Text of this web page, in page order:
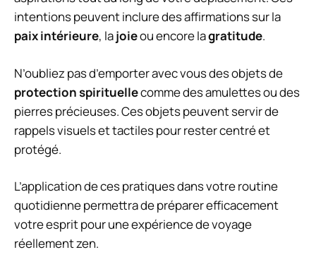
intentions peuvent inclure des affirmations sur la
paix intérieure, lajoieou encore lagratitude.
N’oubliez pas d’emporter avec vous des objets de
protection spirituellecomme des amulettes ou des
pierres précieuses. Ces objets peuvent servir de
rappels visuels et tactiles pour rester centré et
protégé.
L’application de ces pratiques dans votre routine
quotidienne permettra de préparer efficacement
votre esprit pour une expérience de voyage
réellement zen.